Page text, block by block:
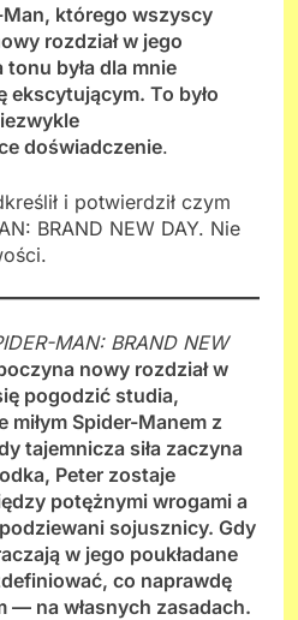
którego wszyscy
rozdział w jego
była dla mnie
ekscytującym. To było
doświadczenie.
i potwierdził czym
BRAND NEW DAY. Nie
MAN: BRAND NEW
nowy rozdział w
pogodzić studia,
Spider-Manem z
tajemnicza siła zaczyna
Peter zostaje
potężnymi wrogami a
sojusznicy. Gdy
w jego poukładane
co naprawdę
— na własnych zasadach.